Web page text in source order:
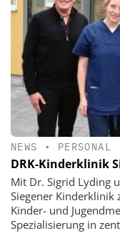
NEWS • PERSONAL
DRK-Kinderklinik
Mit Dr. Sigrid Lyding
Siegener Kinderklinik
Kinder- und
Spezialisierung in